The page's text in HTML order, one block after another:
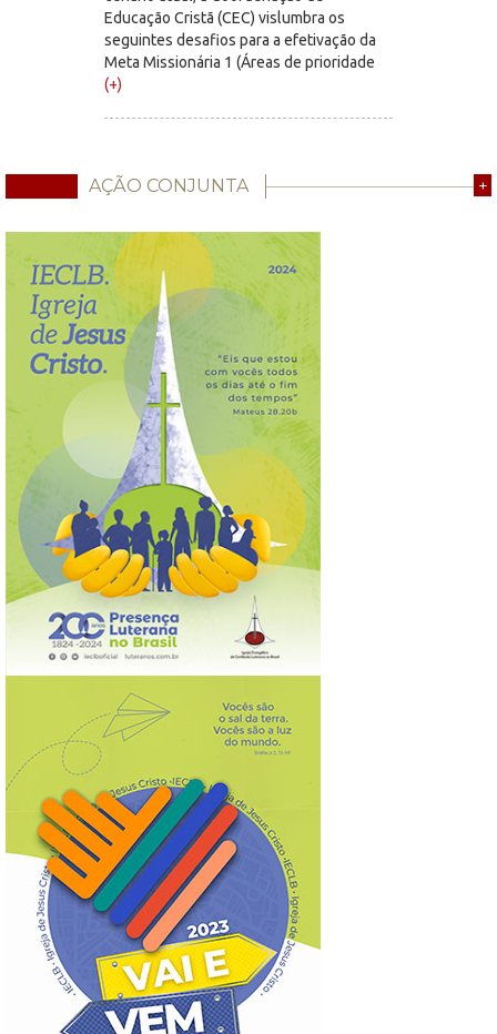
Educação Cristã (CEC) vislumbra os
seguintes desafios para a efetivação da
Meta Missionária 1 (Áreas de prioridade
(+)
AÇÃO CONJUNTA +